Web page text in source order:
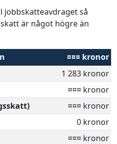
jobbskatteavdraget så
är något högre än
¤¤¤ kronor
1 283 kronor
¤¤¤ kronor
¤¤¤ kronor
0 kronor
¤¤¤ kronor